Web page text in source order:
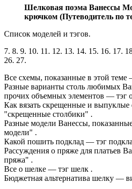
Шелковая поэма Ванессы
крючком (Путеводитель по
Список моделей и тэгов.
7. 8. 9. 10. 11. 12. 13. 14. 15. 16. 17.
26. 27.
Все схемы, показанные в этой
Разные варианты столь любимых
прочих объемных элементов — тэг
Как вязать скрещенные и
"скрещенные столбики" .
Разные модели Ванессы,
модели" .
Какой пошить подклад — тэг
Рассуждения о пряже для платьев
пряжа" .
Все о шелке — тэг шелк .
Бюджетная альтернатива шелку —